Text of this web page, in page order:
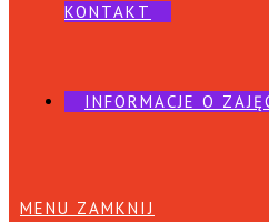
KONTAKT
INFORMACJE O
MENU ZAMKNIJ